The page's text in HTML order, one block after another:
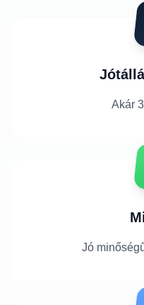
Akár
Jó